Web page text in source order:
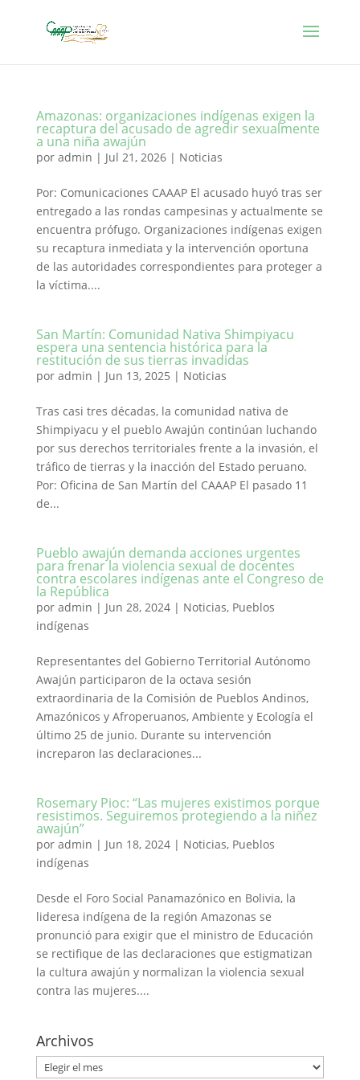
Amazonas: organizaciones indígenas exigen la
recaptura del acusado de agredir sexualmente
a una niña awajún
por admin | Jul 21, 2026| Noticias
Por: Comunicaciones CAAAP El acusado huyó tras ser
entregado a las rondas campesinas y actualmente se
encuentra prófugo. Organizaciones indígenas exigen
su recaptura inmediata y la intervención oportuna
de las autoridades correspondientes para proteger a
la víctima....
San Martín: Comunidad Nativa Shimpiyacu
espera una sentencia histórica para la
restitución de sus tierras invadidas
por admin | Jun 13, 2025 | Noticias
Tras casi tres décadas, la comunidad nativa de
Shimpiyacu y el pueblo Awajún continúan luchando
por sus derechos territoriales frente a la invasión, el
tráfico de tierras y la inacción del Estado peruano.
Por: Oficina de San Martín del CAAAP El pasado 11
de...
Pueblo awajún demanda acciones urgentes
para frenar la violencia sexual de docentes
contra escolares indígenas ante el Congreso de
la República
por admin | Jun 28, 2024| Noticias, Pueblos
indígenas
Representantes del Gobierno Territorial Autónomo
Awajún participaron de la octava sesión
extraordinaria de la Comisión de Pueblos Andinos,
Amazónicos y Afroperuanos, Ambiente y Ecología el
último 25 de junio. Durante su intervención
increparon las declaraciones...
Rosemary Pioc: “Las mujeres existimos porque
resistimos. Seguiremos protegiendo a la niñez
awajún”
por admin | Jun 18, 2024| Noticias, Pueblos
indígenas
Desde el Foro Social Panamazónico en Bolivia, la
lideresa indígena de la región Amazonas se
pronunció para exigir que el ministro de Educación
se rectifique de las declaraciones que estigmatizan
la cultura awajún y normalizan la violencia sexual
contra las mujeres....
Archivos
Archivos